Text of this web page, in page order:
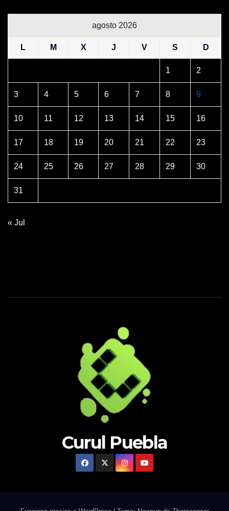
agosto 2026
L M X J V S D
1 2
3 4 5 6 7 8 9
10 11 12 13 14 15 16
17 18 19 20 21 22 23
24 25 26 27 28 29 30
31
« Jul
Curul Puebla